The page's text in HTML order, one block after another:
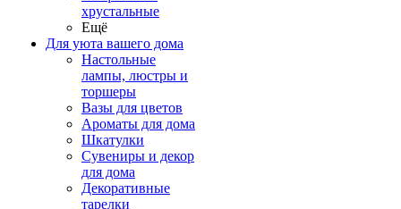
хрустальные
Ещё
Для уюта вашего дома
Настольные
лампы, люстры и
торшеры
Вазы для цветов
Ароматы для дома
Шкатулки
Сувениры и декор
для дома
Декоративные
тарелки